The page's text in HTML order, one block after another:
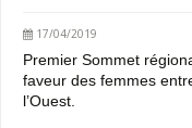
17/04/2019
Premier Sommet
faveur des femmes
l’Ouest.